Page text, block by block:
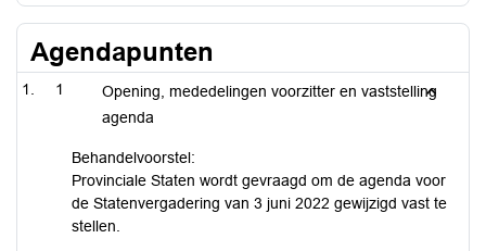
Agendapunten
1
Opening, mededelingen voorzitter en vaststelling
agenda
Behandelvoorstel:
Provinciale Staten wordt gevraagd om de agenda voor
de Statenvergadering van 3 juni 2022 gewijzigd vast te
stellen.